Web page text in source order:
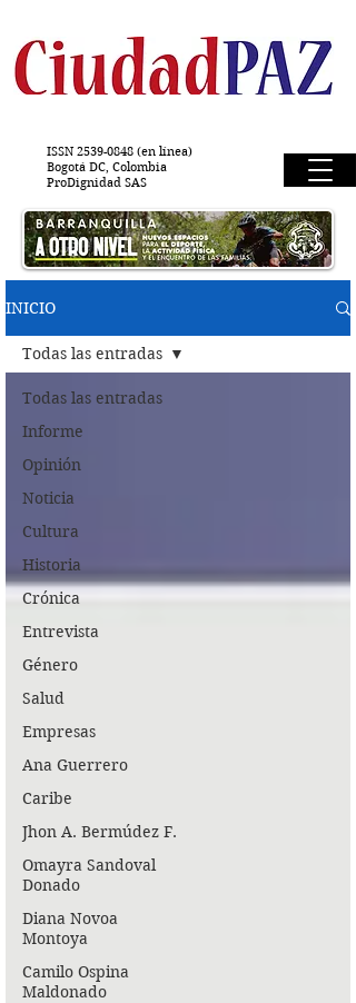
ISSN 2539-0848 (en línea)
Bogotá DC, Colombia
ProDignidad SAS
INICIO
Todas las entradas
Informe
Opinión
Noticia
Cultura
Historia
Crónica
Entrevista
Género
Salud
Empresas
Ana Guerrero
Caribe
Jhon A. Bermúdez F.
Omayra Sandoval
Donado
Diana Novoa
Montoya
Camilo Ospina
Maldonado
Todas las entradas